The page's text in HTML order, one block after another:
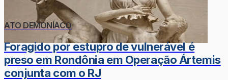
ATO DEMONÍACO
Foragido por estupro de vulnerável é
preso em Rondônia em Operação Ártemis
conjunta com o RJ